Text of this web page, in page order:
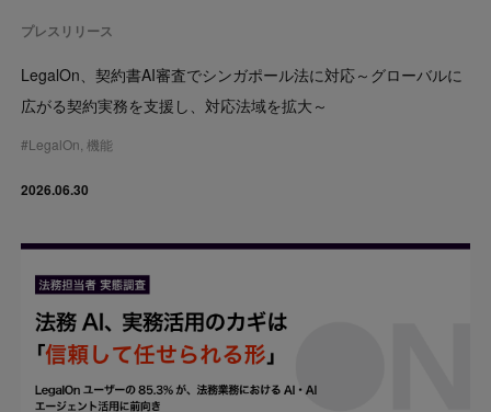
プレスリリース
LegalOn、契約書AI審査でシンガポール法に対応～グローバルに
広がる契約実務を支援し、対応法域を拡大～
#LegalOn ,機能
2026.06.30